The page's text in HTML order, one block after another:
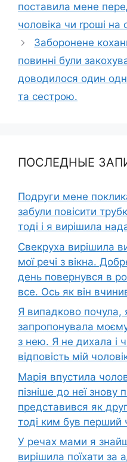
поставила мене
чоловіка чи rроші на
Заборонене
повинні були
доводилося один
та сестрою.
ПОСЛЕДНЫЕ
Подруги мене
забули повісити
тоді і я вирішила
Свекруха вирішила
мої речі з вікна.
день повернувся в
все. Ось як він
Я випадково почула,
запропонувала
з нею. Я не дихала і
відповість мій
Марія впустила
пізніше до неї знову
представився як
тоді ким був перший
У речах мами я
вирішила поїхати за